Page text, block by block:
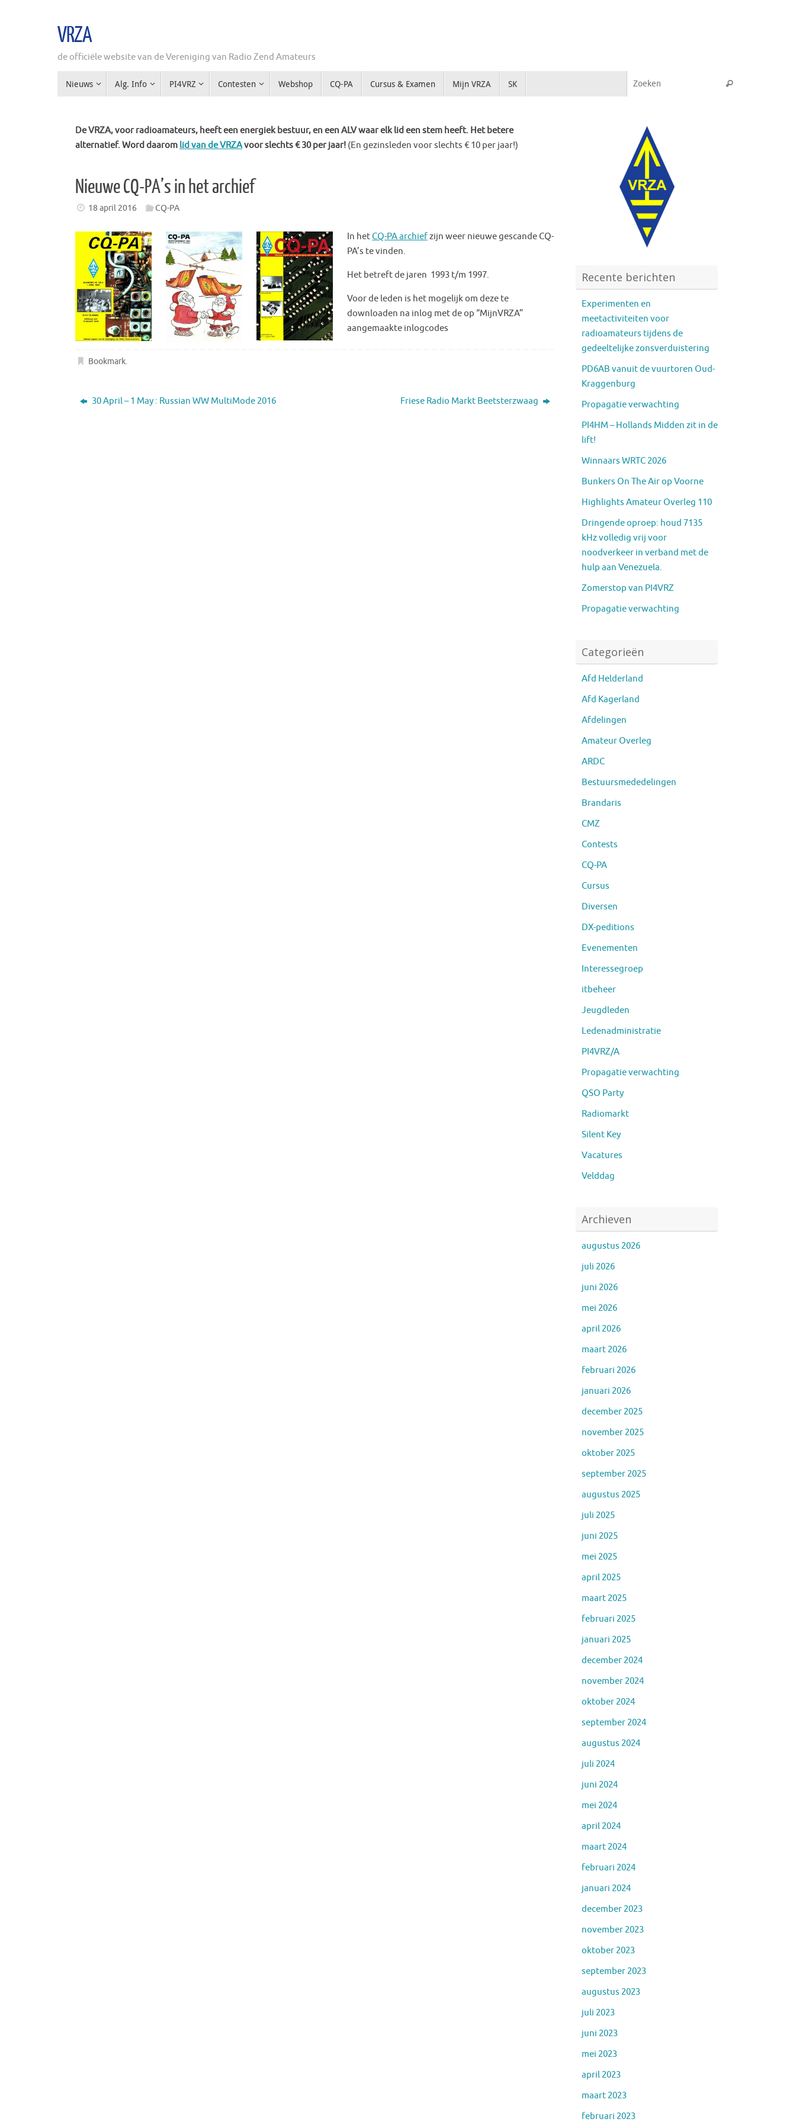
VRZA
de officiële website van de Vereniging van Radio Zend Amateurs
naarNieuws Alg. Info PI4VRZ Contesten Webshop CQ-PA Cursus & Examen Mijn VRZA SK Zoeken
De VRZA, voor radioamateurs, heeft een energiek bestuur, en een ALV waar elk lid een stem heeft. Het betere
alternatief. Word daarom lid van de VRZAvoor slechts € 30 per jaar! (En gezinsleden voor slechts € 10 per jaar!)
Nieuwe CQ-PA’s in het archief
18 april 2016 CQ-PA
In hetCQ-PA archiefzijn weer nieuwe gescande CQ-
PA’s te vinden.
Het betreft de jaren 1993 t/m 1997.
Voor de leden is het mogelijk om deze te
downloaden na inlog met de op “MijnVRZA”
aangemaakte inlogcodes
Bookmark.
30 April – 1 May : Russian WW MultiMode 2016 Friese Radio Markt Beetsterzwaag
Recente berichten
Experimenten en
meetactiviteiten voor
radioamateurs tijdens de
gedeeltelijke zonsverduistering
PD6AB vanuit de vuurtoren Oud-
Kraggenburg
Propagatie verwachting
PI4HM – Hollands Midden zit in de
lift!
Winnaars WRTC 2026
Bunkers On The Air op Voorne
Highlights Amateur Overleg 110
Dringende oproep: houd 7135
kHz volledig vrij voor
noodverkeer in verband met de
hulp aan Venezuela.
Zomerstop van PI4VRZ
Propagatie verwachting
Categorieën
Afd Helderland
Afd Kagerland
Afdelingen
Amateur Overleg
ARDC
Bestuursmededelingen
Brandaris
CMZ
Contests
CQ-PA
Cursus
Diversen
DX-peditions
Evenementen
Interessegroep
itbeheer
Jeugdleden
Ledenadministratie
PI4VRZ/A
Propagatie verwachting
QSO Party
Radiomarkt
Silent Key
Vacatures
Velddag
Archieven
augustus 2026
juli 2026
juni 2026
mei 2026
april 2026
maart 2026
februari 2026
januari 2026
december 2025
november 2025
oktober 2025
september 2025
augustus 2025
juli 2025
juni 2025
mei 2025
april 2025
maart 2025
februari 2025
januari 2025
december 2024
november 2024
oktober 2024
september 2024
augustus 2024
juli 2024
juni 2024
mei 2024
april 2024
maart 2024
februari 2024
januari 2024
december 2023
november 2023
oktober 2023
september 2023
augustus 2023
juli 2023
juni 2023
mei 2023
april 2023
maart 2023
februari 2023